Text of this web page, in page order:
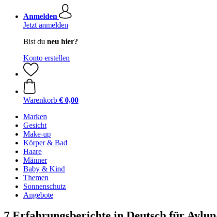
Anmelden
Jetzt anmelden
Bist du neu hier?
Konto erstellen
Warenkorb € 0,00
Marken
Gesicht
Make-up
Körper & Bad
Haare
Männer
Baby & Kind
Themen
Sonnenschutz
Angebote